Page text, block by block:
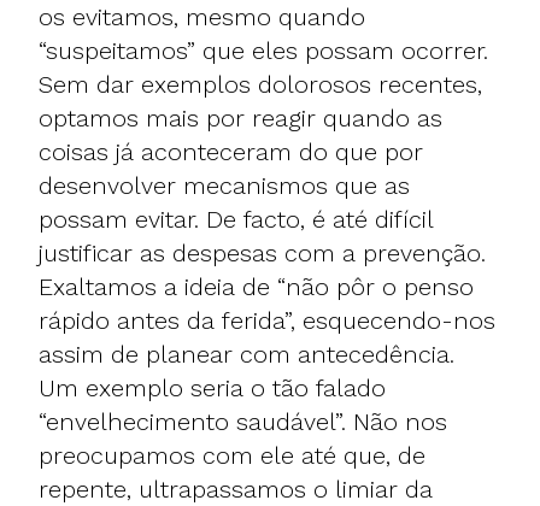
os evitamos, mesmo quando
“suspeitamos” que eles possam ocorrer.
Sem dar exemplos dolorosos recentes,
optamos mais por reagir quando as
coisas já aconteceram do que por
desenvolver mecanismos que as
possam evitar. De facto, é até difícil
justificar as despesas com a prevenção.
Exaltamos a ideia de “não pôr o penso
rápido antes da ferida”, esquecendo-nos
assim de planear com antecedência.
Um exemplo seria o tão falado
“envelhecimento saudável”. Não nos
preocupamos com ele até que, de
repente, ultrapassamos o limiar da